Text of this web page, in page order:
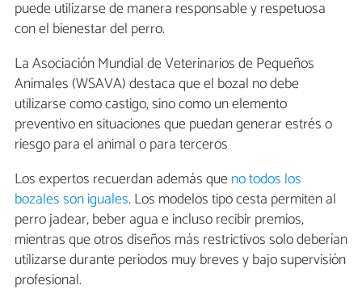
puede utilizarse de manera responsable y respetuosa
con el bienestar del perro.
La Asociación Mundial de Veterinarios de Pequeños
Animales (WSAVA) destaca que el bozal no debe
utilizarse como castigo, sino como un elemento
preventivo en situaciones que puedan generar estrés o
riesgo para el animal o para terceros
Los expertos recuerdan además queno todos los
bozales son iguales. Los modelos tipo cesta permiten al
perro jadear, beber agua e incluso recibir premios,
mientras que otros diseños más restrictivos solo deberían
utilizarse durante periodos muy breves y bajo supervisión
profesional.